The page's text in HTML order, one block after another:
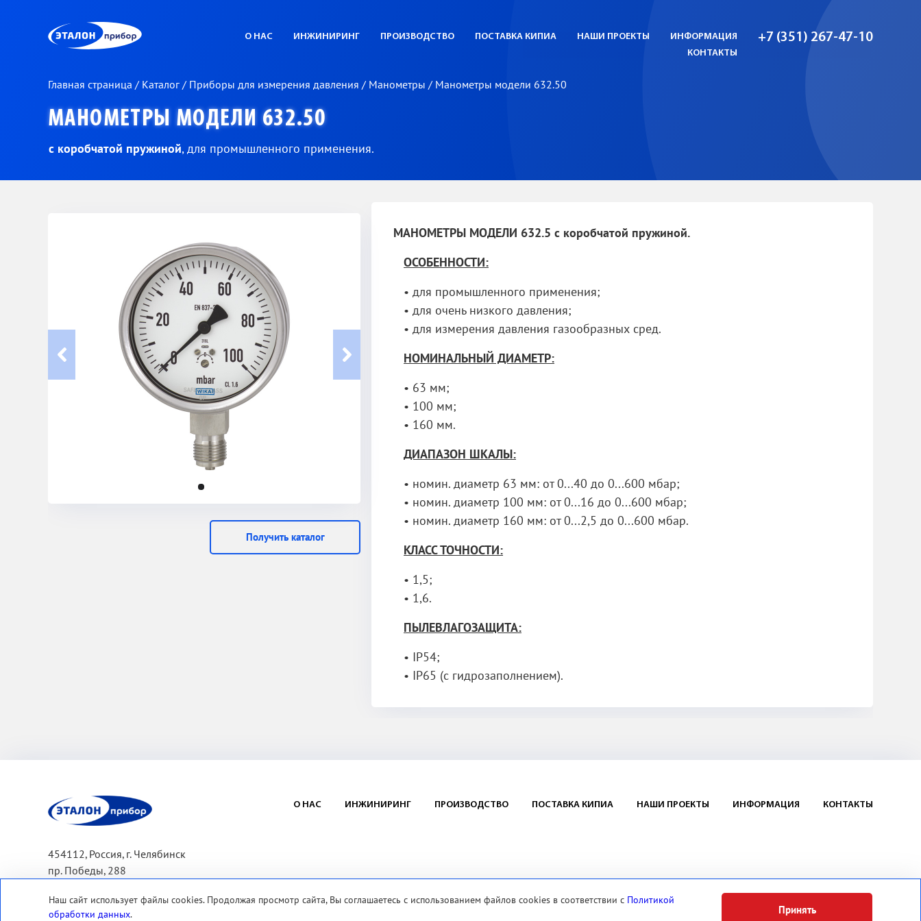
О НАС ИНЖИНИРИНГ ПРОИЗВОДСТВО ПОСТАВКА КИПИА НАШИ ПРОЕКТЫ
ИНФОРМАЦИЯ
КОНТАКТЫ
+7 (351) 267-47-10
Главная страница / Каталог / Приборы для измерения давления / Манометры / Манометры модели 632.50
МАНОМЕТРЫ МОДЕЛИ 632.50
с коробчатой пружиной, для промышленного применения.
Получить каталог
МАНОМЕТРЫ МОДЕЛИ 632.5 с коробчатой пружиной.
ОСОБЕННОСТИ:
• для промышленного применения;
• для очень низкого давления;
• для измерения давления газообразных сред.
НОМИНАЛЬНЫЙ ДИАМЕТР:
• 63 мм;
• 100 мм;
• 160 мм.
ДИАПАЗОН ШКАЛЫ:
• номин. диаметр 63 мм: от 0...40 до 0...600 мбар;
• номин. диаметр 100 мм: от 0...16 до 0...600 мбар;
• номин. диаметр 160 мм: от 0...2,5 до 0...600 мбар.
КЛАСС ТОЧНОСТИ:
• 1,5;
• 1,6.
ПЫЛЕВЛАГОЗАЩИТА:
• IP54;
• IP65 (с гидрозаполнением).
О НАС ИНЖИНИРИНГ ПРОИЗВОДСТВО ПОСТАВКА КИПИА НАШИ ПРОЕКТЫ ИНФОРМАЦИЯ КОНТАКТЫ
454112, Россия, г. Челябинск
пр. Победы, 288
Наш сайт использует файлы cookies. Продолжая просмотр сайта, Вы соглашаетесь с использованием файлов cookies в соответствии с Политикой
обработки данных. Принять